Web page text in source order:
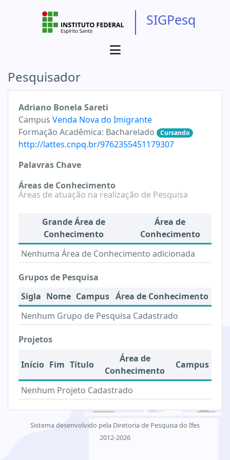
SIGPesq
Pesquisador
Adriano Bonela Sareti
Campus Venda Nova do Imigrante
Formação Acadêmica: Bacharelado Cursando
http://lattes.cnpq.br/9762355451179307
Palavras Chave
Áreas de Conhecimento
Áreas de atuação na realização de Pesquisa
Grande Área de
Conhecimento
Área de
Conhecimento
Nenhuma Área de Conhecimento adicionada
Grupos de Pesquisa
Sigla Nome Campus Área de Conhecimento
Nenhum Grupo de Pesquisa Cadastrado
Projetos
Início Fim Título
Área de
Conhecimento
Campus
Nenhum Projeto Cadastrado
Sistema desenvolvido pela Diretoria de Pesquisa do Ifes
2012-2026